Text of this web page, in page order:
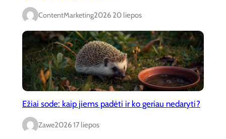
ContentMarketing2026 20 liepos
Ežiai sode: kaip jiems padėti ir ko geriau nedaryti?
Zawe2026 17 liepos